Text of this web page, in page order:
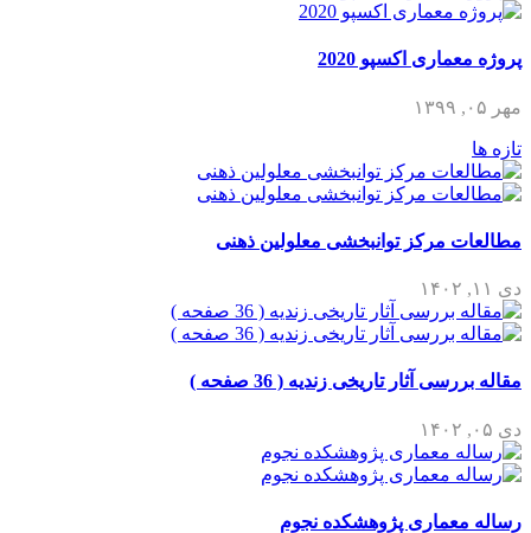
پروژه معماری اکسپو 2020
مهر ۰۵, ۱۳۹۹
تازه ها
مطالعات مرکز توانبخشی معلولین ذهنی
دی ۱۱, ۱۴۰۲
مقاله بررسی آثار تاریخی زندیه ( 36 صفحه )
دی ۰۵, ۱۴۰۲
رساله معماری پژوهشکده نجوم